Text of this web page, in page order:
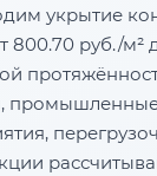
укрытие
800.70 руб./м²